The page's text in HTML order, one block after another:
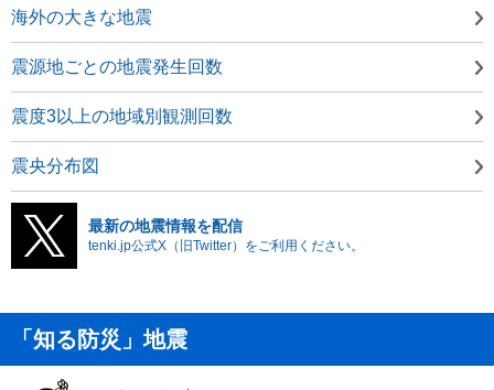
海外の大きな地震
震源地ごとの地震発生回数
震度3以上の地域別観測回数
震央分布図
最新の地震情報を配信
tenki.jp公式X（旧Twitter）をご利用ください。
「知る防災」地震